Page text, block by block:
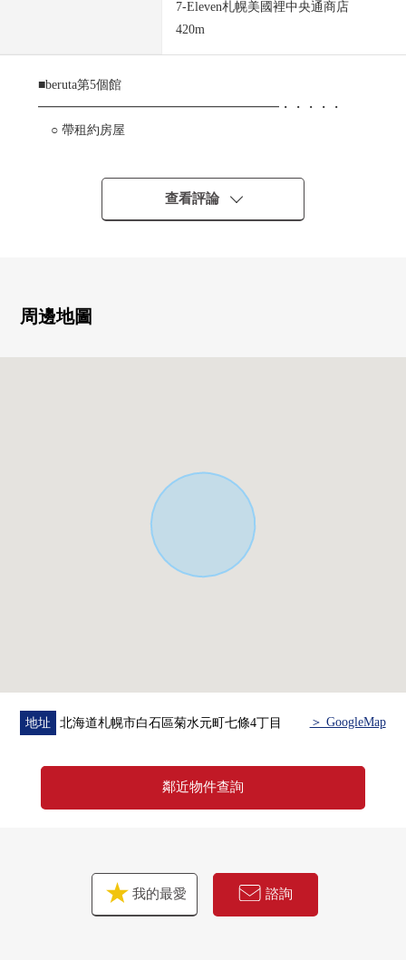
7-Eleven札幌美國裡中央通商店
420m
■beruta第5個館
━━━━━━━━━━━━━━━━━━━・・・・・
○ 帶租約房屋
JR北海道公共汽車"菊水元町6條4丁目"停徒歩7分
○ 到地鐵東西線"白石"車站公共汽車乘車14分
中央總線"菊水元町6條3丁目"停徒歩8分
4戶中的4戶生產(2026年5月當時)
查看評論
周邊地圖
地址 北海道札幌市白石區菊水元町七條4丁目 ＞ GoogleMap
鄰近物件查詢
我的最愛 諮詢